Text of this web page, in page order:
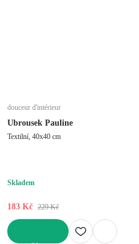
douceur d'intérieur
Ubrousek Pauline
Textilní, 40x40 cm
Skladem
183 Kč 229 Kč